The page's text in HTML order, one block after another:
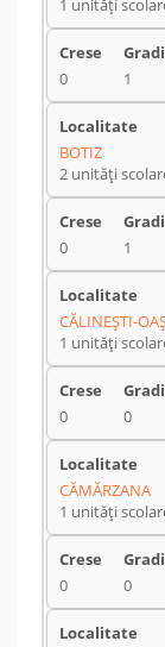
1 unități
0 1
BOTIZ
2 unități
0 1
CĂLINEŞTI-
1 unități
0 0
CĂMĂRZANA
1 unități
0 0